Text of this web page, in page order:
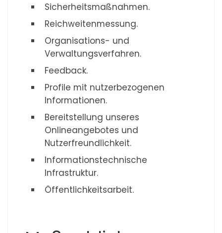
Sicherheitsmaßnahmen.
Reichweitenmessung.
Organisations- und
Verwaltungsverfahren.
Feedback.
Profile mit nutzerbezogenen
Informationen.
Bereitstellung unseres
Onlineangebotes und
Nutzerfreundlichkeit.
Informationstechnische
Infrastruktur.
Öffentlichkeitsarbeit.